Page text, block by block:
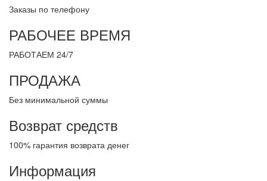
Заказы по телефону
РАБОЧЕЕ ВРЕМЯ
РАБОТАЕМ 24/7
ПРОДАЖА
Без минимальной суммы
Возврат средств
100% гарантия возврата денег
Информация